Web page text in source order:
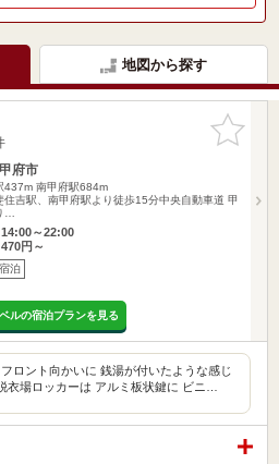
地図から探す
お気に入
りに追加
府市
437m 南甲府駅684m
住吉駅、南甲府駅より徒歩15分中央自動車道 甲
…
～22:00
円～
宿泊
ルの宿泊プランを見る
ロント向かいに 銭湯が付いたような感じ
衣場ロッカーは アルミ板状鍵に ビニ…